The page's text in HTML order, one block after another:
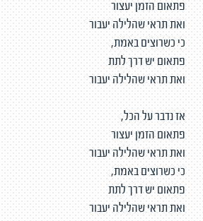
פתאום הזמן יעצור
ואת תראי שהלילה יעבור
כי כשרוצים באמת,
פתאום יש דרך לתת
ואת תראי שהלילה יעבור
אז נדבר על הכל,
פתאום הזמן יעצור
ואת תראי שהלילה יעבור
כי כשרוצים באמת,
פתאום יש דרך לתת
ואת תראי שהלילה יעבור